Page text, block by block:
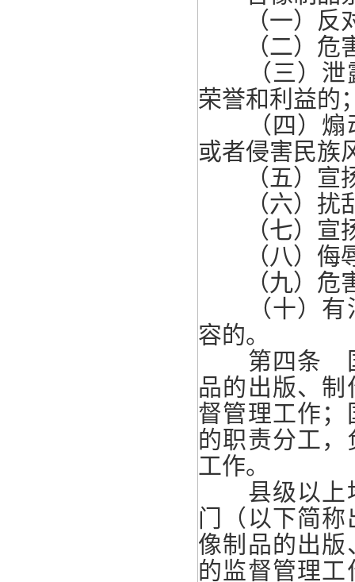
（一）反对
（二）危害
（三）泄露
荣誉和利益的
（四）煽动
或者侵害民族
（五）宣扬
（六）扰乱
（七）宣扬
（八）侮辱
（九）危害
（十）有法
容的。
第四条 国
品的出版、
督管理工作
的职责分工
工作。
县级以上地
门（以下简
像制品的出
的监督管理